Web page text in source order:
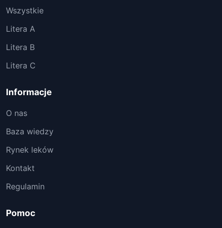
Wszystkie
Litera A
Litera B
Litera C
Informacje
O nas
Baza wiedzy
Rynek leków
Kontakt
Regulamin
Pomoc